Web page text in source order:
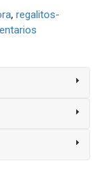
regalitos-